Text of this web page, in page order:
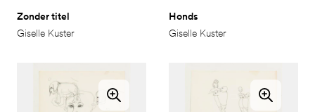
Zonder titel
Giselle Kuster
Honds
Giselle Kuster